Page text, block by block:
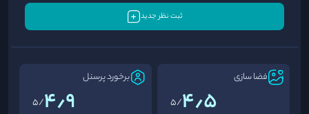
ثبت نظر جدید
فضا سازی
4٫5/5
برخورد پرسنل
4٫9/5